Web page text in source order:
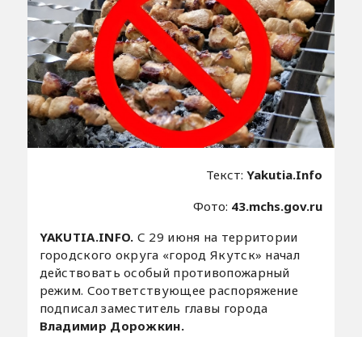
Текст:Yakutia.Info
Фото: 43.mchs.gov.ru
YAKUTIA.INFO. С 29 июня на территории
городского округа «город Якутск» начал
действовать особый противопожарный
режим. Соответствующее распоряжение
подписал заместитель главы города
Владимир Дорожкин.